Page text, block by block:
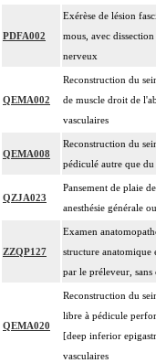
PDFA002
Exérèse de lésion
mous, avec
nerveux
QEMA002
Reconstruction du
de muscle droit de
vasculaires
QEMA008
Reconstruction du
pédiculé autre que
QZJA023
Pansement de plaie
anesthésie générale
ZZQP127
Examen
structure anatomique
par le préleveur, sans
QEMA020
Reconstruction du
libre à pédicule
[deep inferior
vasculaires